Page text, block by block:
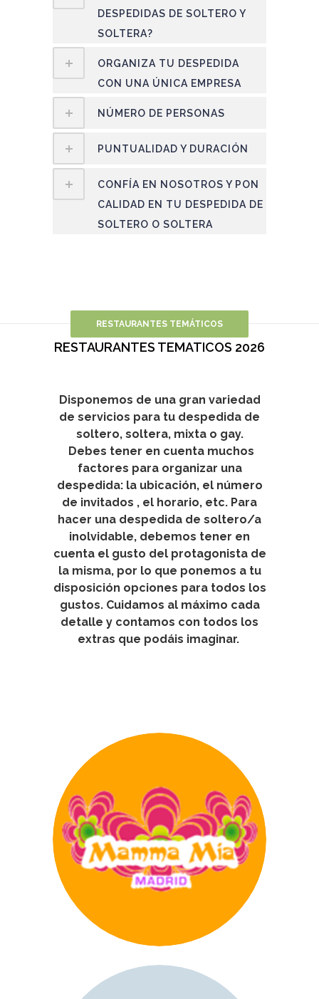
DESPEDIDAS DE SOLTERO Y
SOLTERA?
ORGANIZA TU DESPEDIDA
CON UNA ÚNICA EMPRESA
NÚMERO DE PERSONAS
PUNTUALIDAD Y DURACIÓN
CONFÍA EN NOSOTROS Y PON
CALIDAD EN TU DESPEDIDA DE
SOLTERO O SOLTERA
RESTAURANTES TEMÁTICOS
RESTAURANTES TEMATICOS 2026
Disponemos de una gran variedad
de servicios para tu despedida de
soltero, soltera, mixta o gay.
Debes tener en cuenta muchos
factores para organizar una
despedida: la ubicación, el número
de invitados , el horario, etc. Para
hacer una despedida de soltero/a
inolvidable, debemos tener en
cuenta el gusto del protagonista de
la misma, por lo que ponemos a tu
disposición opciones para todos los
gustos. Cuidamos al máximo cada
detalle y contamos con todos los
extras que podáis imaginar.